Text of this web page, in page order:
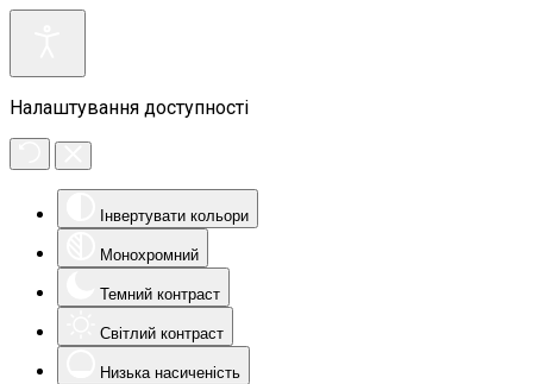
Налаштування доступності
Інвертувати кольори
Монохромний
Темний контраст
Світлий контраст
Низька насиченість